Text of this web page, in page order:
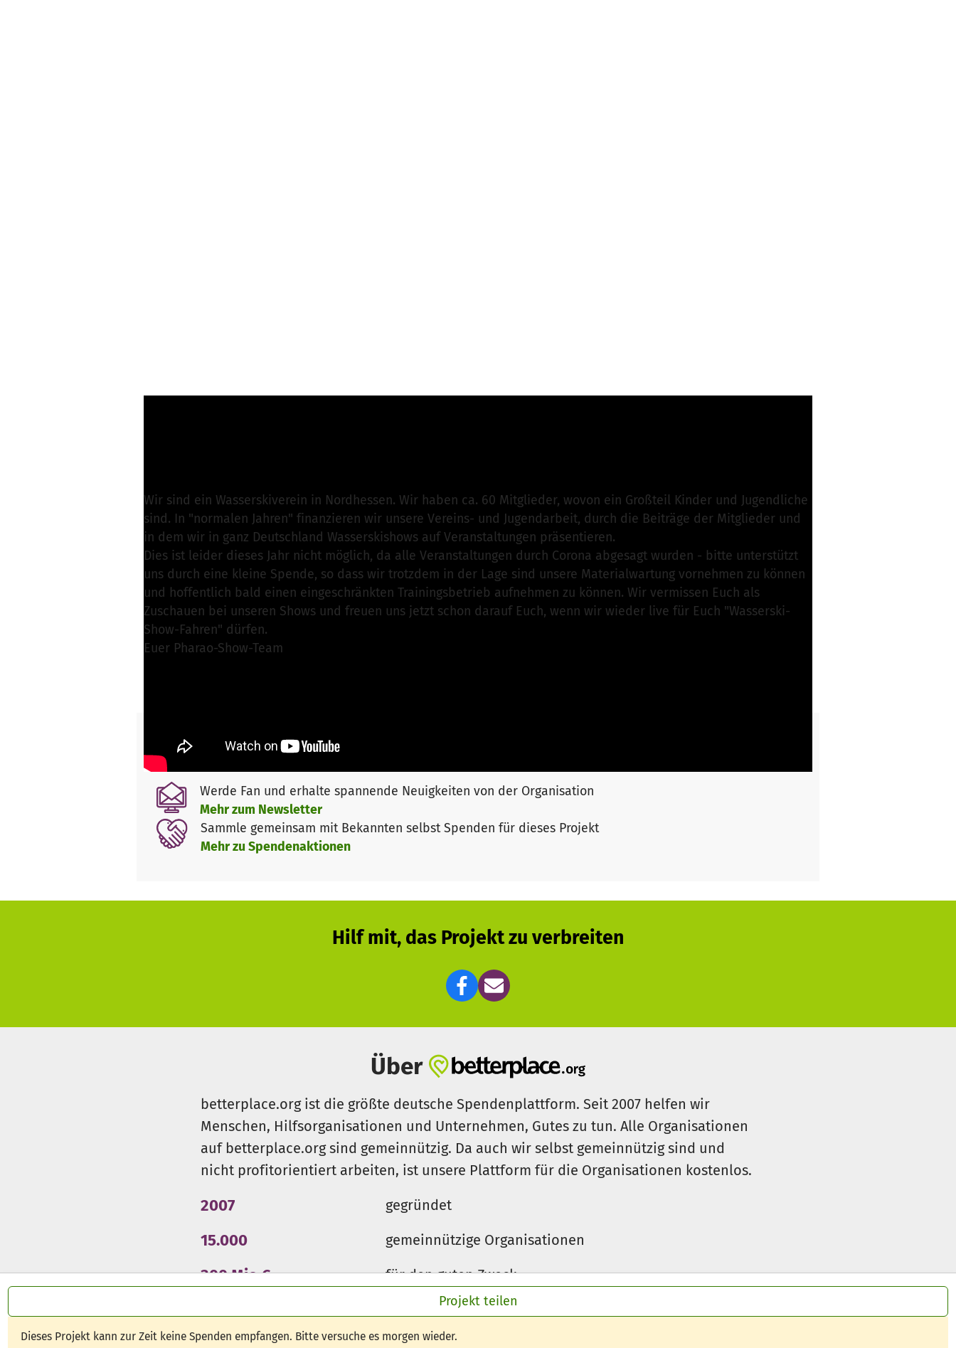
Projekt teilen
Dieses Projekt kann zur Zeit keine Spenden empfangen. Bitte versuche es morgen wieder.
Wir sind ein Wasserskiverein in Nordhessen. Wir haben ca. 60 Mitglieder, wovon ein Großteil Kinder und Jugendliche
sind. In "normalen Jahren" finanzieren wir unsere Vereins- und Jugendarbeit, durch die Beiträge der Mitglieder und
in dem wir in ganz Deutschland Wasserskishows auf Veranstaltungen präsentieren.
Dies ist leider dieses Jahr nicht möglich, da alle Veranstaltungen durch Corona abgesagt wurden - bitte unterstützt
uns durch eine kleine Spende, so dass wir trotzdem in der Lage sind unsere Materialwartung vornehmen zu können
und hoffentlich bald einen eingeschränkten Trainingsbetrieb aufnehmen zu können. Wir vermissen Euch als
Zuschauen bei unseren Shows und freuen uns jetzt schon darauf Euch, wenn wir wieder live für Euch "Wasserski-
Show-Fahren" dürfen.
Euer Pharao-Show-Team
Werde Fan und erhalte spannende Neuigkeiten von der Organisation
Mehr zum Newsletter
Sammle gemeinsam mit Bekannten selbst Spenden für dieses Projekt
Mehr zu Spendenaktionen
Hilf mit, das Projekt zu verbreiten
Über
betterplace.org ist die größte deutsche Spendenplattform. Seit 2007 helfen wir
Menschen, Hilfsorganisationen und Unternehmen, Gutes zu tun. Alle Organisationen
auf betterplace.org sind gemeinnützig. Da auch wir selbst gemeinnützig sind und
nicht profitorientiert arbeiten, ist unsere Plattform für die Organisationen kostenlos.
2007 gegründet
15.000 gemeinnützige Organisationen
300 Mio € für den guten Zweck